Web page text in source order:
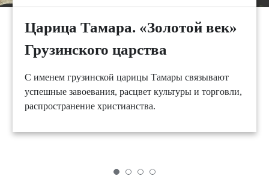
Царица Тамара. «Золотой век»
Грузинского царства
С именем грузинской царицы Тамары связывают
успешные завоевания, расцвет культуры и торговли,
распространение христианства.